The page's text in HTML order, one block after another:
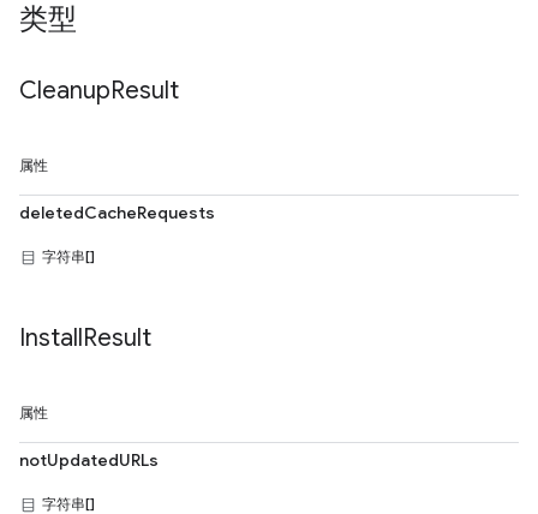
类型
CleanupResult
属性
deletedCacheRequests
字符串[]
InstallResult
属性
notUpdatedURLs
字符串[]